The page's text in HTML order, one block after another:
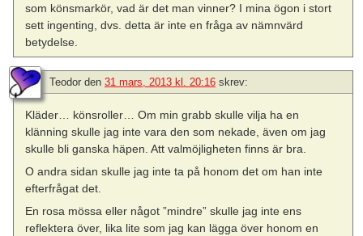
som könsmarkör, vad är det man vinner? I mina ögon i stort
sett ingenting, dvs. detta är inte en fråga av nämnvärd
betydelse.
Teodor den 31 mars, 2013 kl. 20:16 skrev:
Kläder… könsroller… Om min grabb skulle vilja ha en
klänning skulle jag inte vara den som nekade, även om jag
skulle bli ganska häpen. Att valmöjligheten finns är bra.
O andra sidan skulle jag inte ta på honom det om han inte
efterfrågat det.
En rosa mössa eller något ”mindre” skulle jag inte ens
reflektera över, lika lite som jag kan lägga över honom en